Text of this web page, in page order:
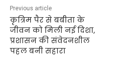
Previous article
कृत्रिम पैर से बबीता के
जीवन को मिली नई दिशा,
प्रशासन की संवेदनशील
पहल बनी सहारा